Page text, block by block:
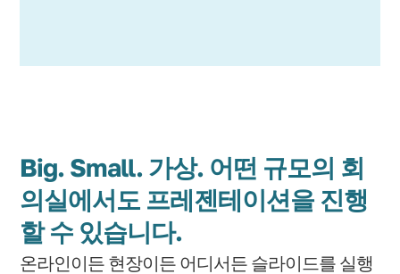
Big. Small. 가상. 어떤 규모의 회
의실에서도 프레젠테이션을 진행
할 수 있습니다.
온라인이든 현장이든 어디서든 슬라이드를 실행